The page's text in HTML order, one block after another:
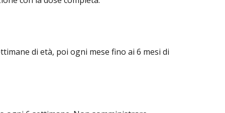
di età, poi ogni mese fino ai 6 mesi di